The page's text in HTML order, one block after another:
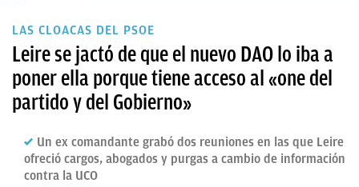
LAS CLOACAS DEL PSOE
Leire se jactó de que el nuevo DAO lo iba a
poner ella porque tiene acceso al «one del
partido y del Gobierno»
Un ex comandante grabó dos reuniones en las que Leire
ofreció cargos, abogados y purgas a cambio de información
contra la UCO